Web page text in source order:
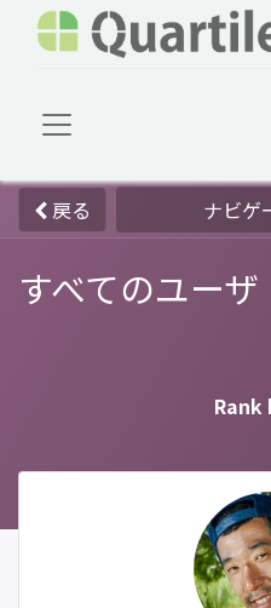
戻る ナビゲ
すべてのユーザ
Rank